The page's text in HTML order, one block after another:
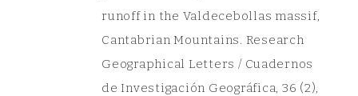
runoff in the Valdecebollas massif,
Cantabrian Mountains. Research
Geographical Letters / Cuadernos
de Investigación Geográfica, 36 (2),